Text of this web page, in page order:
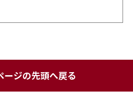
ージの先頭へ戻る